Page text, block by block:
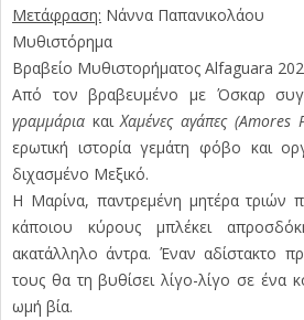
Μετάφραση: Νάννα Παπανικολάου
Μυθιστόρημα
Βραβείο Μυθιστορήματος Alfaguara
Από τον βραβευμένο με Όσκαρ
γραμμάρια καιΧαμένες αγάπες (Amores
ερωτική ιστορία γεμάτη φόβο και
διχασμένο Μεξικό.
Η Μαρίνα, παντρεμένη μητέρα τριών
κάποιου κύρους μπλέκει
ακατάλληλο άντρα. Έναν αδίστακτο
τους θα τη βυθίσει λίγο-λίγο σε ένα
ωμή βία.